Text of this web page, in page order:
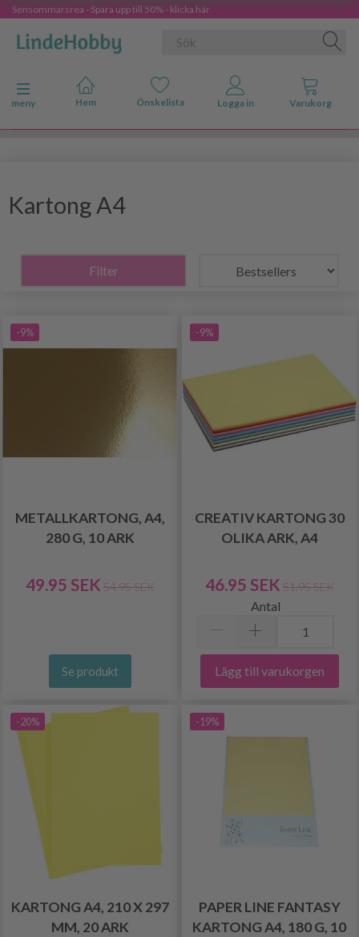
Sensommarsrea - Spara upp till 50% - klicka här
Ändra navigering
meny
Kartong A4
Filter
-9%
METALLKARTONG, A4,
280 G, 10 ARK
49.95 SEK 54.95 SEK
Se produkt
-9%
CREATIV KARTONG 30
OLIKA ARK, A4
46.95 SEK 51.95 SEK
Antal
Lägg till varukorgen
-20%
KARTONG A4, 210 X 297
MM, 20 ARK
-19%
PAPER LINE FANTASY
KARTONG A4, 180 G, 10